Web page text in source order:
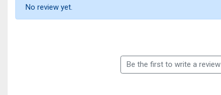
No review yet.
Be the first to write a review